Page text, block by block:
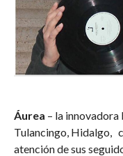
Áurea – la
Tulancingo, Hidalgo,
atención de sus